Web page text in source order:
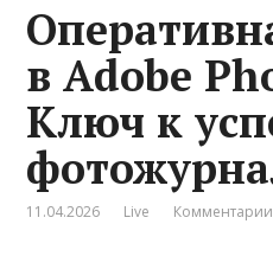
в Adobe
Ключ к
11.04.2026 Live